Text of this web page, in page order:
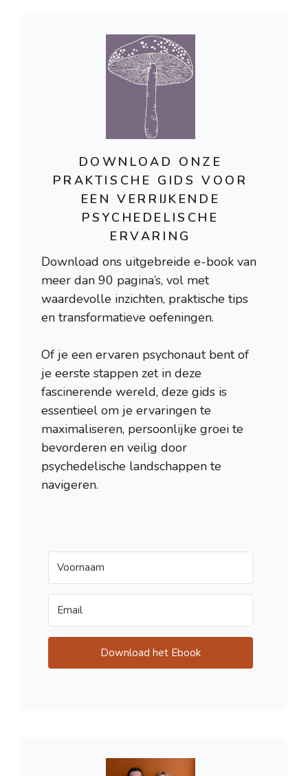
DOWNLOAD ONZE
PRAKTISCHE GIDS VOOR
EEN VERRIJKENDE
PSYCHEDELISCHE
ERVARING
Download ons uitgebreide e-book van
meer dan 90 pagina’s, vol met
waardevolle inzichten, praktische tips
en transformatieve oefeningen.
Of je een ervaren psychonaut bent of
je eerste stappen zet in deze
fascinerende wereld, deze gids is
essentieel om je ervaringen te
maximaliseren, persoonlijke groei te
bevorderen en veilig door
psychedelische landschappen te
navigeren.
Download het Ebook